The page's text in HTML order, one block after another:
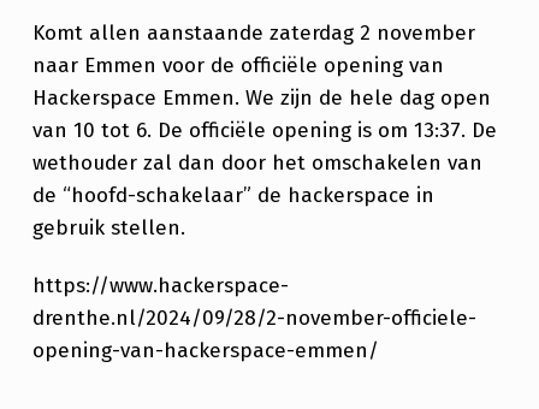
.
Z
A
T
E
R
D
A
G
Komt allen aanstaande zaterdag 2 november
naar Emmen voor de officiële opening van
Hackerspace Emmen. We zijn de hele dag open
van 10 tot 6. De officiële opening is om 13:37. De
wethouder zal dan door het omschakelen van
de “hoofd-schakelaar” de hackerspace in
gebruik stellen.
https://www.hackerspace-
drenthe.nl/2024/09/28/2-november-officiele-
opening-van-hackerspace-emmen/